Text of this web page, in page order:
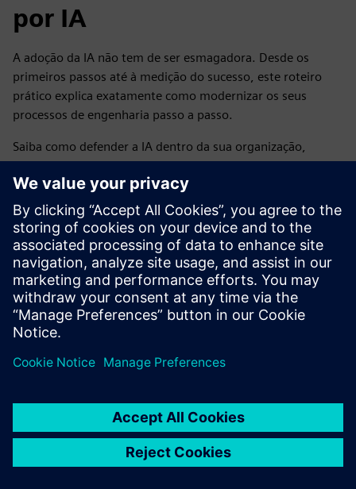
por IA
A adoção da IA não tem de ser esmagadora. Desde os
primeiros passos até à medição do sucesso, este roteiro
prático explica exatamente como modernizar os seus
processos de engenharia passo a passo.
Saiba como defender a IA dentro da sua organização,
navegar pelas complexidades e desbloquear novas
possibilidades na engenharia orientada por dados.
Exemplos do mundo real incluídos.